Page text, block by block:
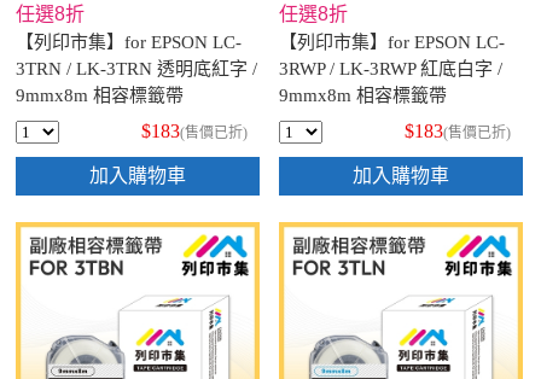
任選8折
【列印市集】for EPSON LC-
3TRN / LK-3TRN 透明底紅字 /
9mmx8m 相容標籤帶
$183(售價已折)
加入購物車
任選8折
【列印市集】for EPSON LC-
3RWP / LK-3RWP 紅底白字 /
9mmx8m 相容標籤帶
$183(售價已折)
加入購物車